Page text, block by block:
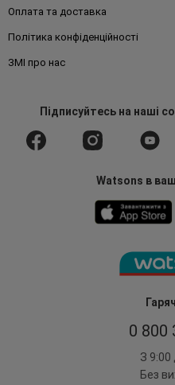
0 800
З 9:00
Без
Оплата та доставка
Політика конфіденційності
ЗМІ про нас
Підписуйтесьна наші
Watsons в